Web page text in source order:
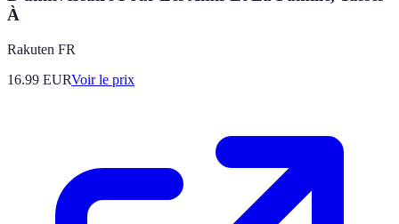
À
Rakuten FR
16.99 EURVoir le prix